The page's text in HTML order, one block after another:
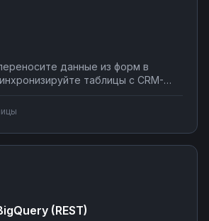
данные из форм в
таблицы с CRM-
Настраивайте
до сложной автоматизации
(REST)